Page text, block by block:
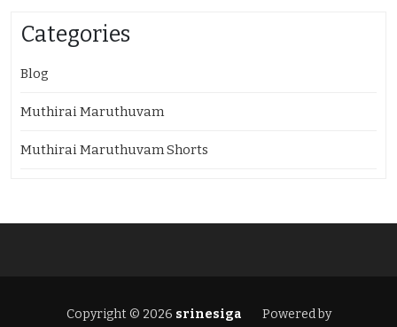
Categories
Blog
Muthirai Maruthuvam
Muthirai Maruthuvam Shorts
Copyright © 2026 srinesiga Powered by